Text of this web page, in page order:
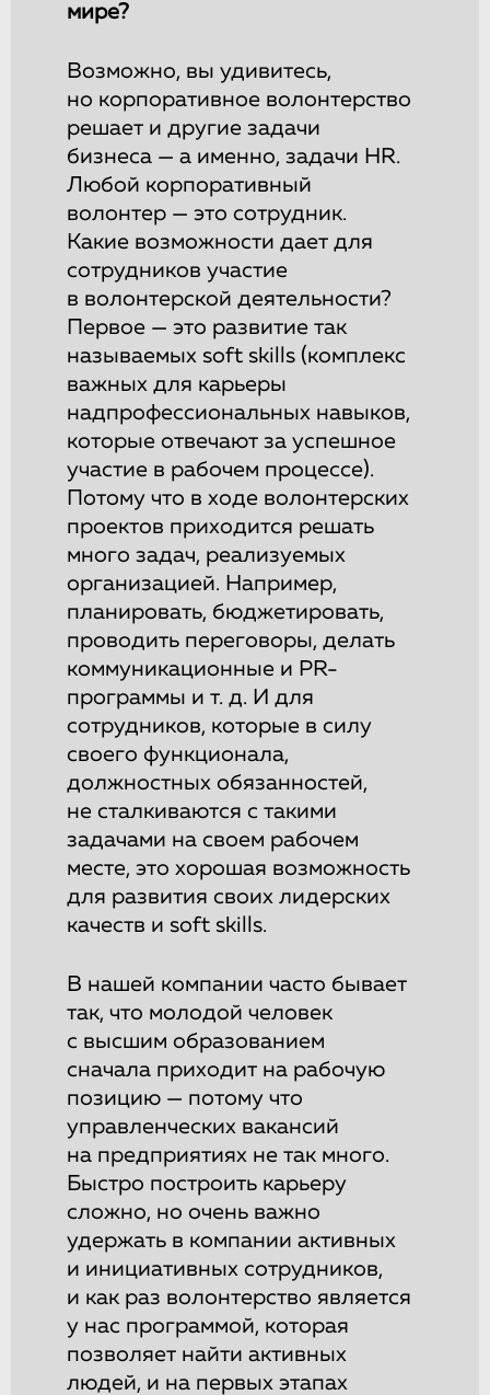
мире?
Возможно, вы удивитесь,
но корпоративное волонтерство
решает и другие задачи
бизнеса — а именно, задачи HR.
Любой корпоративный
волонтер — это сотрудник.
Какие возможности дает для
сотрудников участие
в волонтерской деятельности?
Первое — это развитие так
называемых soft skills (комплекс
важных для карьеры
надпрофессиональных навыков,
которые отвечают за успешное
участие в рабочем процессе).
Потому что в ходе волонтерских
проектов приходится решать
много задач, реализуемых
организацией. Например,
планировать, бюджетировать,
проводить переговоры, делать
коммуникационные и PR-
программы и т. д. И для
сотрудников, которые в силу
своего функционала,
должностных обязанностей,
не сталкиваются с такими
задачами на своем рабочем
месте, это хорошая возможность
для развития своих лидерских
качеств и soft skills.
В нашей компании часто бывает
так, что молодой человек
с высшим образованием
сначала приходит на рабочую
позицию — потому что
управленческих вакансий
на предприятиях не так много.
Быстро построить карьеру
сложно, но очень важно
удержать в компании активных
и инициативных сотрудников,
и как раз волонтерство является
у нас программой, которая
позволяет найти активных
людей, и на первых этапах